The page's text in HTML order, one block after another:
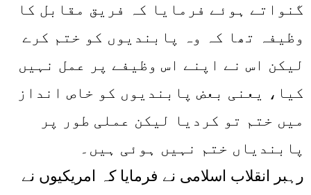
گنواتے ہوئے فرمایا کہ فریق مقابل کا
وظیفہ تھا کہ وہ پابندیوں کو ختم کرے
لیکن اس نے اپنے اس وظیفے پر عمل نہیں
کیا، یعنی بعض پابندیوں کو خاص انداز
میں ختم تو کردیا لیکن عملی طور پر
پابندیاں ختم نہیں ہوئی ہیں۔
رہبر انقلاب اسلامی نے فرمایا کہ امریکیوں نے